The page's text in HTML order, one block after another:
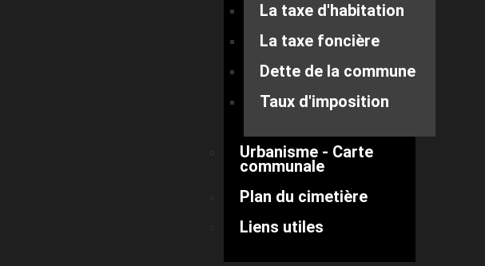
La taxe d'habitation
La taxe foncière
Dette de la commune
Taux d'imposition
Urbanisme - Carte
communale
Plan du cimetière
Liens utiles